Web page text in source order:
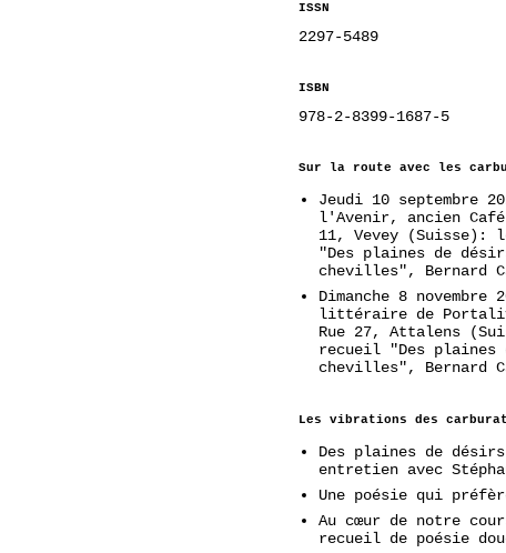
ISSN
2297-5489
ISBN
978-2-8399-1687-5
Sur la route avec les
Jeudi 10 septembre
l'Avenir, ancien
11, Vevey (Suisse):
"Des plaines de
chevilles", Bernard
Dimanche 8
littéraire de
Rue 27, Attalens
recueil "Des plaines
chevilles", Bernard
Les vibrations des
Des plaines de
entretien avec
Une poésie qui
Au cœur de notre
recueil de poésie